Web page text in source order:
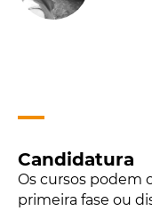
Candidatura
Os cursos podem
primeira fase ou